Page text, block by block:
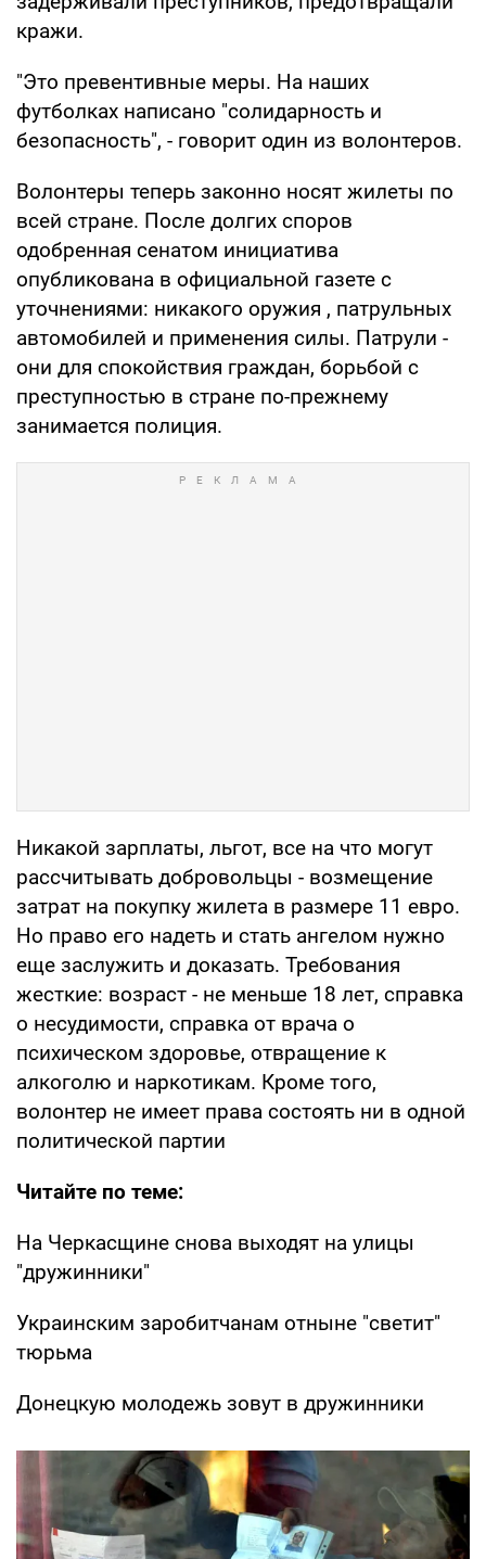
кражи.
"Это превентивные меры. На наших
футболках написано "солидарность и
безопасность", - говорит один из волонтеров.
Волонтеры теперь законно носят жилеты по
всей стране. После долгих споров
одобренная сенатом инициатива
опубликована в официальной газете с
уточнениями: никакого оружия , патрульных
автомобилей и применения силы. Патрули -
они для спокойствия граждан, борьбой с
преступностью в стране по-прежнему
занимается полиция.
Никакой зарплаты, льгот, все на что могут
рассчитывать добровольцы - возмещение
затрат на покупку жилета в размере 11 евро.
Но право его надеть и стать ангелом нужно
еще заслужить и доказать. Требования
жесткие: возраст - не меньше 18 лет, справка
о несудимости, справка от врача о
психическом здоровье, отвращение к
алкоголю и наркотикам. Кроме того,
волонтер не имеет права состоять ни в одной
политической партии
Читайте по теме:
На Черкасщине снова выходят на улицы
"дружинники"
Украинским заробитчанам отныне "светит"
тюрьма
Донецкую молодежь зовут в дружинники